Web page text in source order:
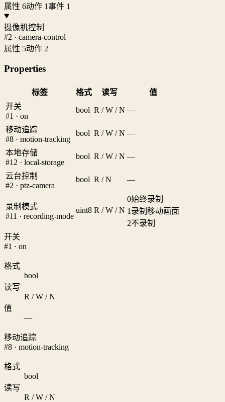
属性 6动作 1事件 1
摄像机控制
#2 · camera-control
属性 5动作 2
Properties
标签 格式 读写
值
开关
#1 · on
bool R / W / N —
移动追踪
#8 · motion-tracking
bool R / W / N —
本地存储
#12 · local-storage
bool R / W / N —
云台控制
#2 · ptz-camera
bool R / N —
录制模式
#11 · recording-mode
uint8 R / W / N
0始终录制
1 录制移动画面
2不录制
开关
#1 · on
格式
bool
读写
R / W / N
值
—
移动追踪
#8 · motion-tracking
格式
bool
读写
R / W / N